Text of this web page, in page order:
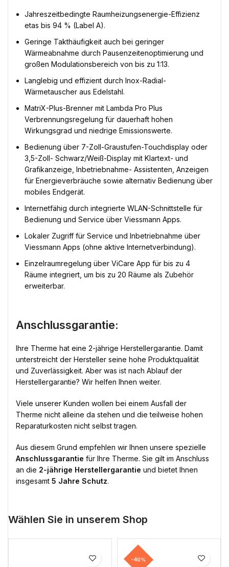
Jahreszeitbedingte Raumheizungsenergie-Effizienz
etas bis 94 % (Label A).
Geringe Takthäufigkeit auch bei geringer
Wärmeabnahme durch Pausenzeitenoptimierung und
großen Modulationsbereich von bis zu 1:13.
Langlebig und effizient durch Inox-Radial-
Wärmetauscher aus Edelstahl.
MatriX-Plus-Brenner mit Lambda Pro Plus
Verbrennungsregelung für dauerhaft hohen
Wirkungsgrad und niedrige Emissionswerte.
Bedienung über 7-Zoll-Graustufen-Touchdisplay oder
3,5-Zoll- Schwarz/Weiß-Display mit Klartext- und
Grafikanzeige, Inbetriebnahme- Assistenten, Anzeigen
für Energieverbräuche sowie alternativ Bedienung über
mobiles Endgerät.
Internetfähig durch integrierte WLAN-Schnittstelle für
Bedienung und Service über Viessmann Apps.
Lokaler Zugriff für Service und Inbetriebnahme über
Viessmann Apps (ohne aktive Internetverbindung).
Einzelraumregelung über ViCare App für bis zu 4
Räume integriert, um bis zu 20 Räume als Zubehör
erweiterbar.
Anschlussgarantie:
Ihre Therme hat eine 2-jährige Herstellergarantie. Damit
unterstreicht der Hersteller seine hohe Produktqualität
und Zuverlässigkeit. Aber was ist nach Ablauf der
Herstellergarantie? Wir helfen Ihnen weiter.
Viele unserer Kunden wollen bei einem Ausfall der
Therme nicht alleine da stehen und die teilweise hohen
Reparaturkosten nicht selbst tragen.
Aus diesem Grund empfehlen wir Ihnen unsere spezielle
Anschlussgarantie für Ihre Therme. Sie gilt im Anschluss
an die 2-jährige Herstellergarantie und bietet Ihnen
insgesamt 5 Jahre Schutz.
Wählen Sie in unserem Shop
-40%